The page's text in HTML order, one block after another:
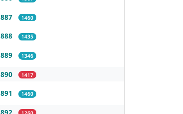
1460
1435
1346
1417
1460